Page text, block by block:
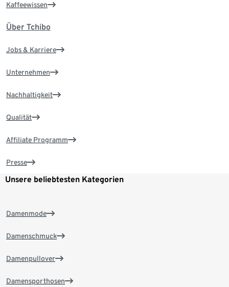
Kaffeewissen
Über Tchibo
Jobs & Karriere
Unternehmen
Nachhaltigkeit
Qualität
Affiliate Programm
Presse
Unsere beliebtesten Kategorien
Damenmode
Damenschmuck
Damenpullover
Damensporthosen